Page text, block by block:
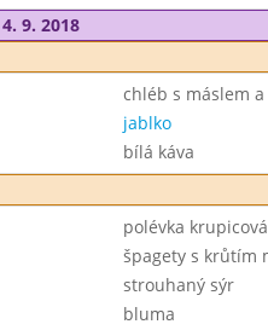
9. 2018
chléb s máslem
jablko
bílá káva
polévka
špagety s krůtím
strouhaný sýr
bluma